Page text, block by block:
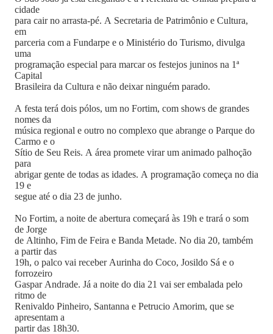
cidade
para cair no arrasta-pé. A Secretaria de Patrimônio e Cultura,
em
parceria com a Fundarpe e o Ministério do Turismo, divulga
uma
programação especial para marcar os festejos juninos na 1ª
Capital
Brasileira da Cultura e não deixar ninguém parado.
A festa terá dois pólos, um no Fortim, com shows de grandes
nomes da
música regional e outro no complexo que abrange o Parque do
Carmo e o
Sítio de Seu Reis. A área promete virar um animado palhoção
para
abrigar gente de todas as idades. A programação começa no dia
19 e
segue até o dia 23 de junho.
No Fortim, a noite de abertura começará às 19h e trará o som
de Jorge
de Altinho, Fim de Feira e Banda Metade. No dia 20, também
a partir das
19h, o palco vai receber Aurinha do Coco, Josildo Sá e o
forrozeiro
Gaspar Andrade. Já a noite do dia 21 vai ser embalada pelo
ritmo de
Renivaldo Pinheiro, Santanna e Petrucio Amorim, que se
apresentam a
partir das 18h30.